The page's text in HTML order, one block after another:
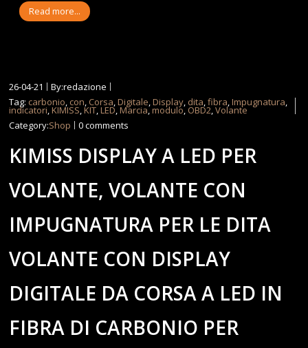
Read more...
26-04-21
By:redazione
Tag: carbonio, con, Corsa,Digitale,Display, dita,fibra,Impugnatura,
indicatori,KIMISS,KIT,LED,Marcia,modulo, OBD2,Volante
Category:Shop 0 comments
KIMISS DISPLAY A LED PER
VOLANTE, VOLANTE CON
IMPUGNATURA PER LE DITA
VOLANTE CON DISPLAY
DIGITALE DA CORSA A LED IN
FIBRA DI CARBONIO PER